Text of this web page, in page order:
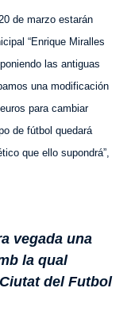
de marzo estarán
“Enrique Miralles
las antiguas
una modificación
para cambiar
de fútbol quedará
que ello supondrá”,
vegada una
la qual
del Futbol